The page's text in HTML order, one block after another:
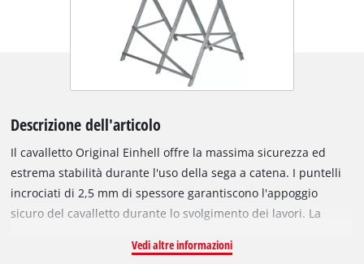
Descrizione dell'articolo
Il cavalletto Original Einhell offre la massima sicurezza ed
estrema stabilità durante l'uso della sega a catena. I puntelli
incrociati di 2,5 mm di spessore garantiscono l'appoggio
sicuro del cavalletto durante lo svolgimento dei lavori. La
200 kg, la lunghezza del supporto per motosega è di 80 cm. Su
Vedi altre informazioni